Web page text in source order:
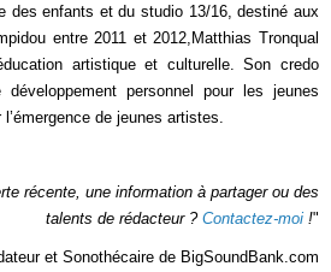
des enfants et du studio 13/16, destiné aux
entre 2011 et 2012,Matthias Tronqual
artistique et culturelle. Son credo
personnel pour les jeunes
de jeunes artistes.
récente, une information à partager ou des
talents de rédacteur ? Contactez-moi !"
et Sonothécaire de BigSoundBank.com